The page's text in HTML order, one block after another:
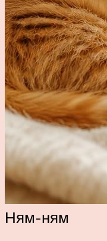
Ням-ням